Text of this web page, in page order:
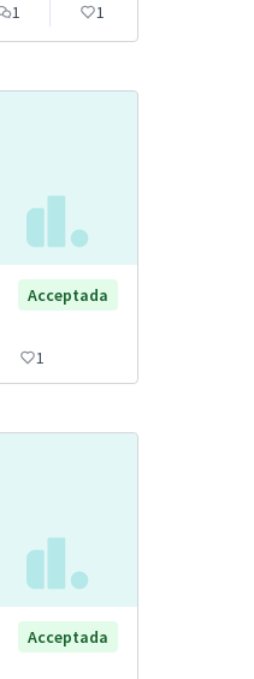
1 1
Acceptada
1
Acceptada